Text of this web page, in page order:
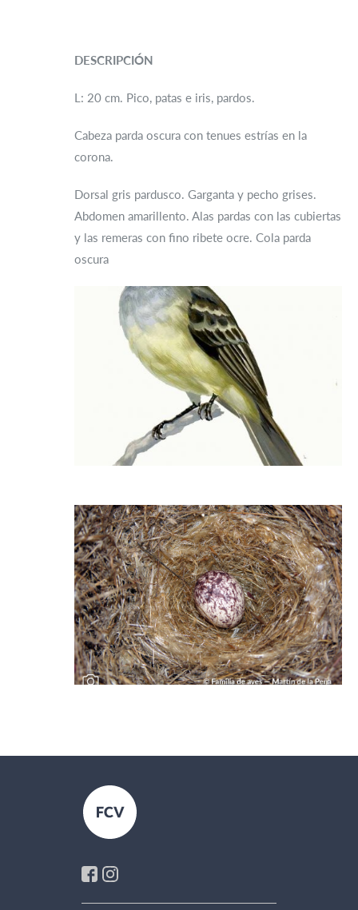
DESCRIPCIÓN
L: 20 cm. Pico, patas e iris, pardos.
Cabeza parda oscura con tenues estrías en la
corona.
Dorsal gris pardusco. Garganta y pecho grises.
Abdomen amarillento. Alas pardas con las cubiertas
y las remeras con fino ribete ocre. Cola parda
oscura